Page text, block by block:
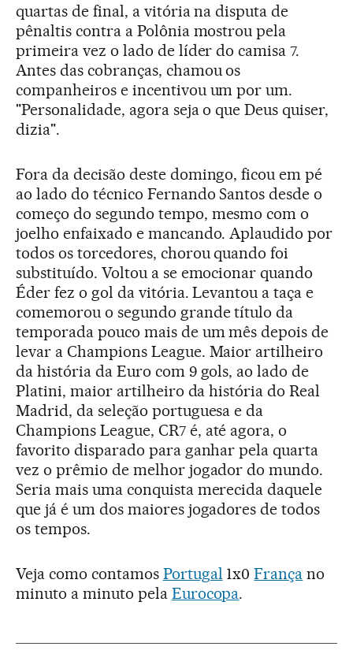
quartas de final, a vitória na disputa de
pênaltis contra a Polônia mostrou pela
primeira vez o lado de líder do camisa 7.
Antes das cobranças, chamou os
companheiros e incentivou um por um.
"Personalidade, agora seja o que Deus quiser,
dizia".
Fora da decisão deste domingo, ficou em pé
ao lado do técnico Fernando Santos desde o
começo do segundo tempo, mesmo com o
joelho enfaixado e mancando. Aplaudido por
todos os torcedores, chorou quando foi
substituído. Voltou a se emocionar quando
Éder fez o gol da vitória. Levantou a taça e
comemorou o segundo grande título da
temporada pouco mais de um mês depois de
levar a Champions League. Maior artilheiro
da história da Euro com 9 gols, ao lado de
Platini, maior artilheiro da história do Real
Madrid, da seleção portuguesa e da
Champions League, CR7 é, até agora, o
favorito disparado para ganhar pela quarta
vez o prêmio de melhor jogador do mundo.
Seria mais uma conquista merecida daquele
que já é um dos maiores jogadores de todos
os tempos.
Veja como contamos Portugal 1x0França no
minuto a minuto pela Eurocopa.